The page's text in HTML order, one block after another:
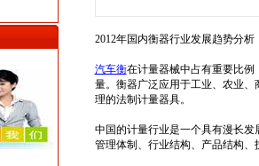
2012年国内衡器行业发展趋势分析
汽车衡在计量器械中占有重要比例
量。衡器广泛应用于工业、农业
理的法制计量器具。
中国的计量行业是一个具有漫长
管理体制、行业结构、产品结构